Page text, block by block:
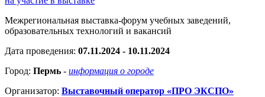
Межрегиональная выставка-форум учебных заведений,
образовательных технологий и вакансий
Дата проведения: 07.11.2024 - 10.11.2024
Город: Пермь - информация о городе
Организатор: Выставочный оператор «ПРО ЭКСПО»